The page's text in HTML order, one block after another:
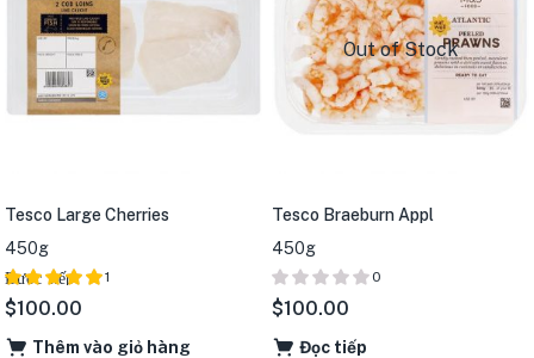
Tesco Large Cherries
450g
Được xếp
5.00
1
$100.00
Thêm vào giỏ hàng
Out of Stock
Tesco Braeburn Appl
450g
0
$100.00
Đọc tiếp